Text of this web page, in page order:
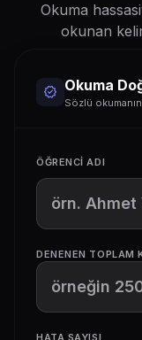
Okuma
okunan
verified Okuma
Sözlü
ÖĞRENCI ADI
DENENEN TOPLAM
HATA SAYISI